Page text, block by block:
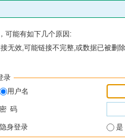
可能有如下几个原因:
无效,可能链接不完整,或数据已被删
录
用户名
密 码
隐身登录